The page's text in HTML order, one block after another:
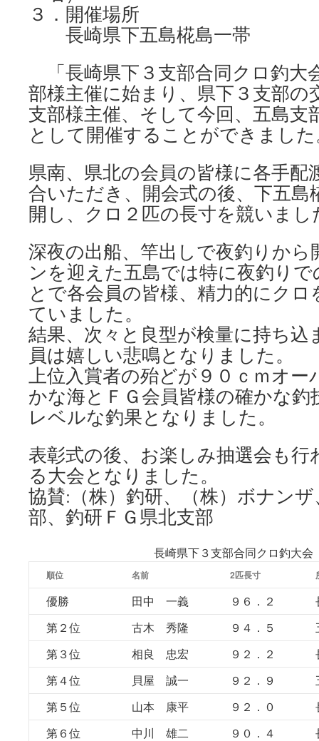
３．開催場所
長崎県下五島椛島一帯
「長崎県下３支部合同クロ釣大
部様主催に始まり、県下３支部の
支部様主催、そして今回、五島支
として開催することができまし
県南、県北の会員の皆様に各手配
合いただき、開会式の後、下五島
開し、クロ２匹の長寸を競いまし
深夜の出船、竿出しで夜釣りか
ンを迎えた五島では特に夜釣り
とで各会員の皆様、精力的にク
ていました。
結果、次々と良型が検量に持ち込
員は嬉しい悲鳴となりました。
上位入賞者の殆どが９０ｃｍオー
かな海とＦＧ会員皆様の確かな
レベルな釣果となりました。
表彰式の後、お楽しみ抽選会も行
る大会となりました。
協賛:（株）釣研、（株）ボナン
部、釣研ＦＧ県北支部
長崎県下３支部合同クロ釣大
順位 名前 2匹長寸
優勝 田中 一義 ９６．２
第２位
古木 秀隆 ９４．５
第３位
相良 忠宏 ９２．２
第４位
貝屋 誠一 ９２．９
第５位
山本 康平 ９２．０
第６位
中川 雄二 ９０．４